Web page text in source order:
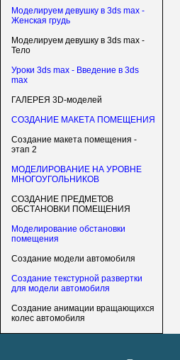
Моделируем девушку в 3ds max -
Женская грудь
Моделируем девушку в 3ds max -
Тело
Уроки 3ds max - Введение в 3ds
max
ГАЛЕРЕЯ 3D-моделей
СОЗДАНИЕ МАКЕТА ПОМЕЩЕНИЯ
Создание макета помещения -
этап 2
МОДЕЛИРОВАНИЕ НА УРОВНЕ
МНОГОУГОЛЬНИКОВ
СОЗДАНИЕ ПРЕДМЕТОВ
ОБСТАНОВКИ ПОМЕЩЕНИЯ
Моделирование обстановки
помещения
Создание модели автомобиля
Создание текстурной развертки
для модели автомобиля
Создание анимации вращающихся
колес автомобиля